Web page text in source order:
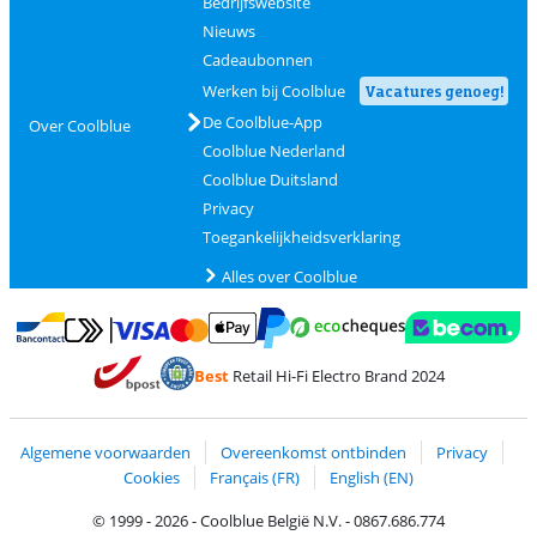
Over Coolblue
Nieuws
Cadeaubonnen
Werken bij Coolblue
Vacatures genoeg!
De Coolblue-App
Coolblue Nederland
Coolblue Duitsland
Privacy
Toegankelijkheidsverklaring
Alles over Coolblue
Betalen met Bancontact
Betalen met MasterCard en Visa via ClickToPay
Betalen met PayPal
BestRetail Hi-Fi Electro Brand 2024
Algemene voorwaarden Overeenkomst ontbinden
Privacy
Cookies
Français (FR)
English (EN)
© 1999 - 2026 - Coolblue België N.V. - 0867.686.774